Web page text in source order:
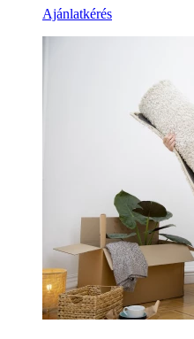
Ajánlatkérés